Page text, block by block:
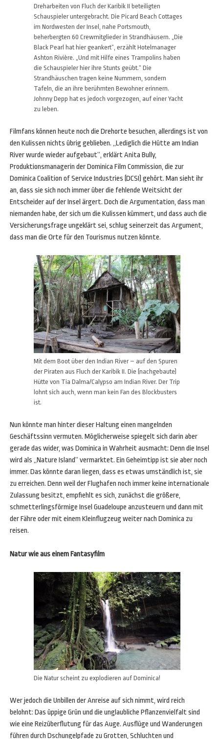
Dreharbeiten von Fluch der Karibik II beteiligten
Schauspieler untergebracht. Die Picard Beach Cottages
im Nordwesten der Insel, nahe Portsmouth,
beherbergten 60 Crewmitglieder in Strandhäusern. „Die
Black Pearl hat hier geankert“, erzählt Hotelmanager
Ashton Rivière. „Und mit Hilfe eines Trampolins haben
die Schauspieler hier ihre Stunts geübt.“ Die
Strandhäuschen tragen keine Nummern, sondern
Tafeln, die an ihre berühmten Bewohner erinnern.
Johnny Depp hat es jedoch vorgezogen, auf einer Yacht
zu leben.
Filmfans können heute noch die Drehorte besuchen, allerdings ist von
den Kulissen nichts übrig geblieben. „Lediglich die Hütte am Indian
River wurde wieder aufgebaut“, erklärt Anita Bully,
Produktionsmanagerin der Dominica Film Commission, die zur
Dominica Coalition of Service Industries (DCSI) gehört. Man sieht ihr
an, dass sie sich noch immer über die fehlende Weitsicht der
Entscheider auf der Insel ärgert. Doch die Argumentation, dass man
niemanden habe, der sich um die Kulissen kümmert, und dass auch die
Versicherungsfrage ungeklärt sei, schlug seinerzeit das Argument,
dass man die Orte für den Tourismus nutzen könnte.
Mit dem Boot über den Indian River – auf den Spuren
der Piraten aus Fluch der Karibik II. Die (nachgebaute)
Hütte von Tia Dalma/Calypso am Indian River. Der Trip
lohnt sich auch, wenn man kein Fan des Blockbusters
ist.
Nun könnte man hinter dieser Haltung einen mangelnden
Geschäftssinn vermuten. Möglicherweise spiegelt sich darin aber
gerade das wider, was Dominica in Wahrheit ausmacht: Denn die Insel
wird als „Nature Island“ vermarktet. Ein Geheimtipp ist sie aber noch
immer. Das könnte daran liegen, dass es etwas umständlich ist, sie
zu erreichen. Denn weil der Flughafen noch immer keine internationale
Zulassung besitzt, empfiehlt es sich, zunächst die größere,
schmetterlingsförmige Insel Guadeloupe anzusteuern und dann mit
der Fähre oder mit einem Kleinflugzeug weiter nach Dominica zu
reisen.
Natur wie aus einem Fantasyfilm
Die Natur scheint zu explodieren auf Dominica!
Wer jedoch die Unbillen der Anreise auf sich nimmt, wird reich
belohnt: Das üppige Grün und die unglaubliche Pflanzenvielfalt sind
wie eine Reizüberflutung für das Auge. Ausflüge und Wanderungen
führen durch Dschungelpfade zu Grotten, Schluchten und